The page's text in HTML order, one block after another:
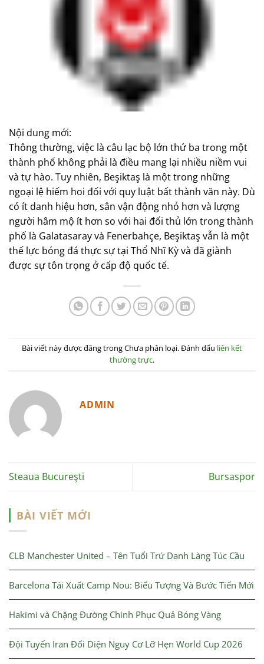
Nội dung mới:
Thông thường, việc là câu lạc bộ lớn thứ ba trong một
thành phố không phải là điều mang lại nhiều niềm vui
và tự hào. Tuy nhiên, Beşiktaş là một trong những
ngoại lệ hiếm hoi đối với quy luật bất thành văn này. Dù
có ít danh hiệu hơn, sân vận động nhỏ hơn và lượng
người hâm mộ ít hơn so với hai đối thủ lớn trong thành
phố là Galatasaray và Fenerbahçe, Beşiktaş vẫn là một
thế lực bóng đá thực sự tại Thổ Nhĩ Kỳ và đã giành
được sự tôn trọng ở cấp độ quốc tế.
Bài viết này được đăng trong Chưa phân loại. Đánh dấu liên kết
thường trực.
ADMIN
Steaua Bucureşti Bursaspor
BÀI VIẾT MỚI
CLB Manchester United – Tên Tuổi Trứ Danh Làng Túc Cầu
Barcelona Tái Xuất Camp Nou: Biểu Tượng Và Bước Tiến Mới
Hakimi và Chặng Đường Chinh Phục Quả Bóng Vàng
Đội Tuyển Iran Đối Diện Nguy Cơ Lỡ Hẹn World Cup 2026